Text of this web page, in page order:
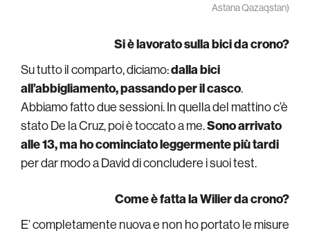
Astana Qazaqstan)
Si è lavorato sulla bici da crono?
Su tutto il comparto, diciamo:dalla bici
all’abbigliamento, passando per il casco.
Abbiamo fatto due sessioni. In quella del mattino c’è
stato De la Cruz, poi è toccato a me.Sono arrivato
alle 13, ma ho cominciato leggermente più tardi
per dar modo a David di concludere i suoi test.
Come è fatta la Wilier da crono?
E’ completamente nuova e non ho portato le misure